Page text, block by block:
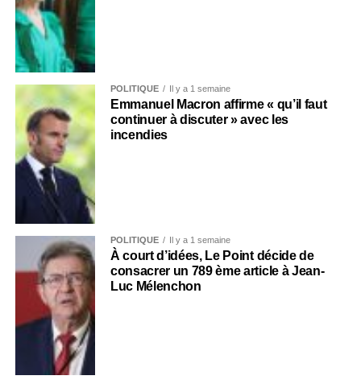
POLITIQUE Il y a 1 semaine
Emmanuel Macron affirme « qu’il faut
continuer à discuter » avec les
incendies
POLITIQUE Il y a 1 semaine
À court d’idées, Le Point décide de
consacrer un 789 ème article à Jean-
Luc Mélenchon